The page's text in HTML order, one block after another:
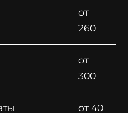
от
260
от
300
от 40